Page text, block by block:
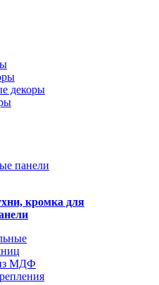
декоры
кромка для
МДФ